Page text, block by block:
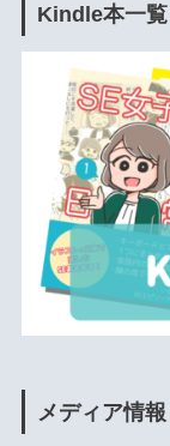
Kindle本一覧
メディア情報